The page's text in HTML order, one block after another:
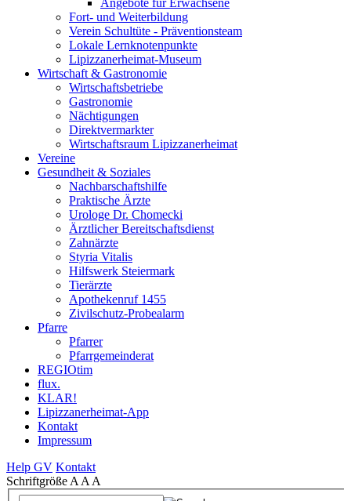
Angebote für Erwachsene
Fort- und Weiterbildung
Verein Schultüte - Präventionsteam
Lokale Lernknotenpunkte
Lipizzanerheimat-Museum
Wirtschaft & Gastronomie
Wirtschaftsbetriebe
Gastronomie
Nächtigungen
Direktvermarkter
Wirtschaftsraum Lipizzanerheimat
Vereine
Gesundheit & Soziales
Nachbarschaftshilfe
Praktische Ärzte
Urologe Dr. Chomecki
Ärztlicher Bereitschaftsdienst
Zahnärzte
Styria Vitalis
Hilfswerk Steiermark
Tierärzte
Apothekenruf 1455
Zivilschutz-Probealarm
Pfarre
Pfarrer
Pfarrgemeinderat
REGIOtim
flux.
KLAR!
Lipizzanerheimat-App
Kontakt
Impressum
Help GV Kontakt
Schriftgröße A A A